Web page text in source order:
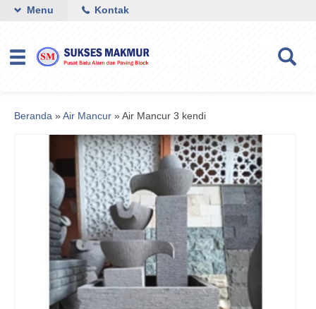
Menu Kontak
Beranda » Air Mancur » Air Mancur 3 kendi